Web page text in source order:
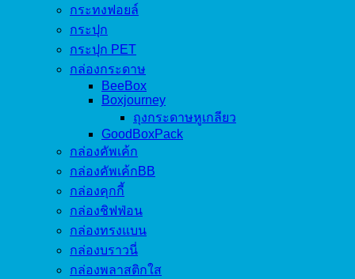
กระทงฟอยล์
กระปุก
กระปุก PET
กล่องกระดาษ
BeeBox
Boxjourney
ถุงกระดาษหูเกลียว
GoodBoxPack
กล่องคัพเค้ก
กล่องคัพเค้กBB
กล่องคุกกี้
กล่องชิฟฟ่อน
กล่องทรงแบน
กล่องบราวนี่
กล่องพลาสติกใส